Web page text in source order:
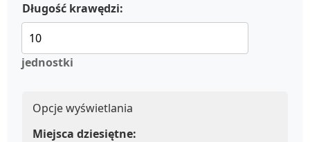
Długość krawędzi:
jednostki
Opcje wyświetlania
Miejsca dziesiętne: